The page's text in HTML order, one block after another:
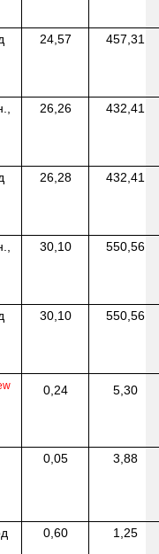
24,57 457,31
26,26 432,41
26,28 432,41
30,10 550,56
30,10 550,56
0,24 5,30
0,05 3,88
0,60 1,25